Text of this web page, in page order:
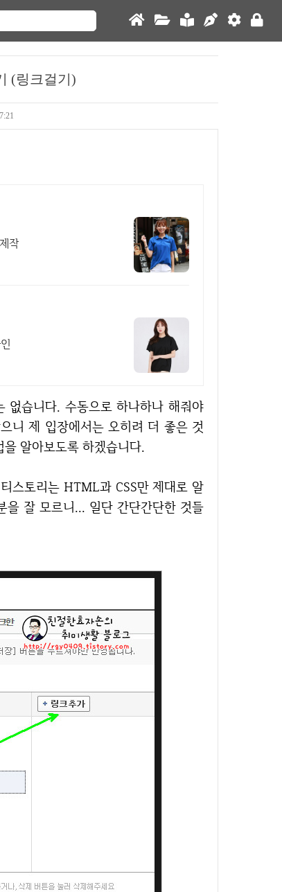
(링크걸기)
작
니 제 입장에서는 오히려 더 좋은 것
알아보도록 하겠습니다.
을 잘 모르니... 일단 간단간단한 것들